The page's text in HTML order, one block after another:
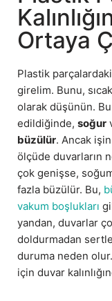
Ortaya
Plastik parçalardaki
girelim. Bunu,
olarak düşünün.
edildiğinde, soğur
büzülür. Ancak
ölçüde duvarların
çok genişse,
fazla büzülür. Bu,
vakum boşlukları
yandan, duvarlar
doldurmadan
duruma neden
için duvar